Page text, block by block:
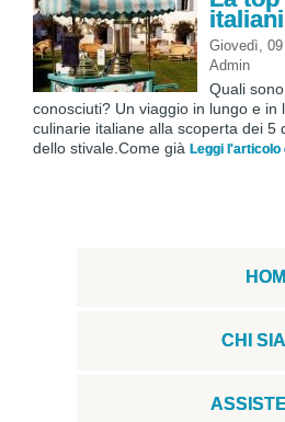
Giovedì,
Admin
Quali
conosciuti? Un viaggio in lungo e in
culinarie italiane alla scoperta dei 5
dello stivale.Come già Leggi l'articolo
CHI